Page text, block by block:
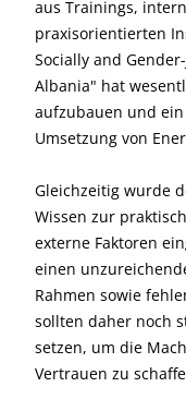
aus Trainings,
praxisorientierten
Socially and
Albania" hat
aufzubauen und
Umsetzung von
Gleichzeitig wurde
Wissen zur
externe Faktoren
einen
Rahmen sowie
sollten daher noch
setzen, um die
Vertrauen zu